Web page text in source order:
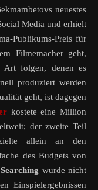
neuestes
Media und erhielt
Publikums-Preis für
Filmemacher geht,
Art folgen, denen es
produziert werden
geht, ist dagegen
kostete eine Million
der zweite Teil
allein an den
des Budgets von
Searching wurde nicht
Einspielergebnissen